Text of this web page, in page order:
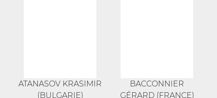
ATANASOV KRASIMIR
(BULGARIE)
BACCONNIER
GÉRARD (FRANCE)